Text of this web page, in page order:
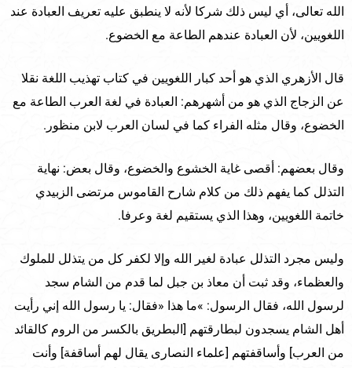
الله تعالى، أي ليس ذلك شركا لأنه لا ينطبق عليه تعريف العبادة عند
اللغويين، لأن العبادة عندهم الطاعة مع الخضوع.
قال الأزهري الذي هو أحد كبار اللغويين في كتاب تهذيب اللغة نقلا
عن الزجاج الذي هو من أشهرهم: العبادة في لغة العرب الطاعة مع
الخضوع، وقال مثله الفراء كما في لسان العرب لابن منظور.
وقال بعضهم: أقصى غاية الخشوع والخضوع، وقال بعض: نهاية
التذلل كما يفهم ذلك من كلام شارح القاموس مرتضى الزبيدي
خاتمة اللغويين، وهذا الذي يستقيم لغة وعرفا.
وليس مجرد التذلل عبادة لغير الله وإلا لكفر كل من يتذلل للملوك
والعظماء، وقد ثبت أن معاذ بن جبل لما قدم من الشام سجد
لرسول الله، فقال الرسول: »ما هذا «فقال: يا رسول الله إني رأيت
أهل الشام يسجدون لبطارقتهم [البطريق بالكسر من الروم كالقائد
من العرب] وأساقفتهم [علماء النصارى يقال لهم أساقفة] وأنت